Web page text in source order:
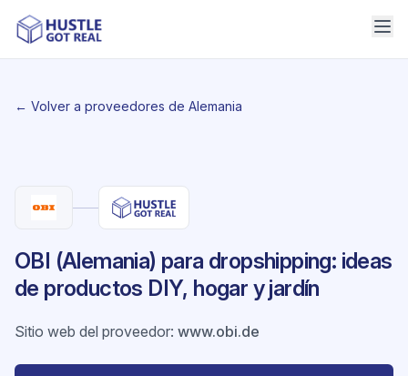
← Volver a proveedores de Alemania
OBI (Alemania) para dropshipping: ideas
de productos DIY, hogar y jardín
Sitio web del proveedor: www.obi.de